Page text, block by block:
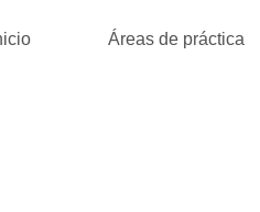
Áreas de práctica